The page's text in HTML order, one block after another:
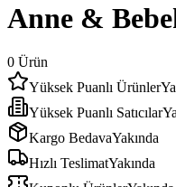
Anne &
0 Ürün
Yüksek Puanlı Ürünler
Yüksek Puanlı Satıcılar
Kargo BedavaYakında
Hızlı TeslimatYakında